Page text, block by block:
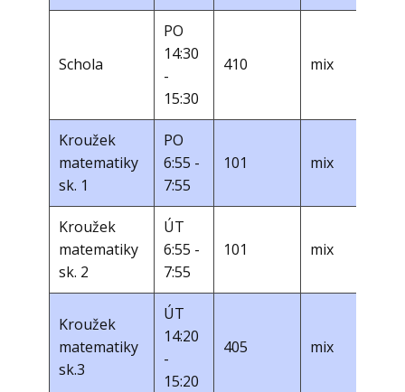
Schola
PO
14:30
-
15:30
410 mix
Kroužek
matematiky
sk. 1
PO ​
6:55 -
7:55
101 mix
Kroužek
matematiky
sk. 2
ÚT
6:55 -
7:55
101 mix
Kroužek
matematiky
sk.3
ÚT ​
14:20
-
15:20
405 mix